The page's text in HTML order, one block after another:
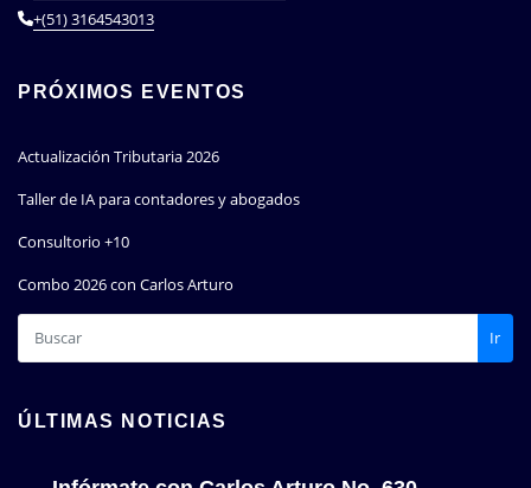
+(51) 3164543013
PRÓXIMOS EVENTOS
Actualización Tributaria 2026
Taller de IA para contadores y abogados
Consultorio +10
Combo 2026 con Carlos Arturo
Ir
ÚLTIMAS NOTICIAS